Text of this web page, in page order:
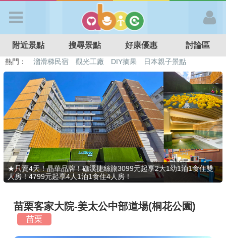
APP登入
首 頁
搜尋景點
好康優惠
最新消息
最新留言
附近景點 搜尋景點 好康優惠 討論區
熱門： 溜滑梯民宿 觀光工廠 DIY摘果
日本親子景點
特色遊戲場
親子住房優惠 台北親子餐廳 溫泉泡湯SPA
★只賣4天！晶華品牌！礁溪捷絲旅3099元起享2大1幼1泊1食住雙
人房！4799元起享4人1泊1食住4人房！
苗栗客家大院-姜太公中部道場(桐花公園)
苗栗